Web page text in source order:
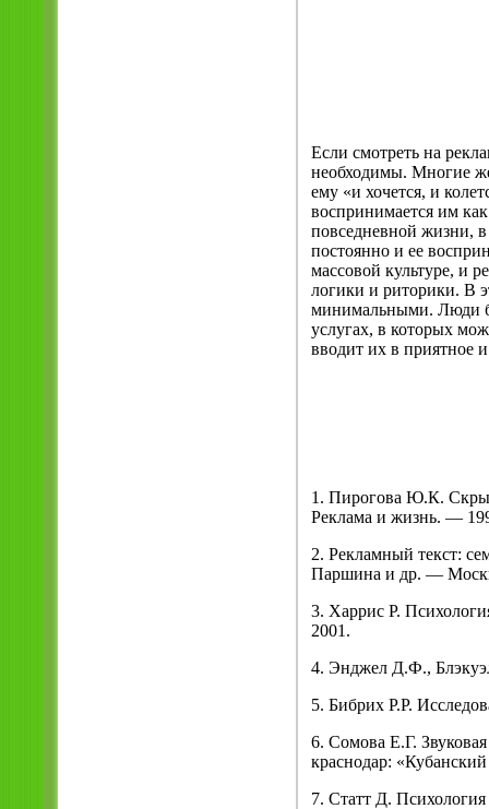
Если смотреть на
необходимы. Многие
ему «и хочется, и
воспринимается им
повседневной жизни, в
постоянно и ее
массовой культуре, и
логики и риторики. В
минимальными. Люди
услугах, в которых
вводит их в приятное
1. Пирогова Ю.К.
Реклама и жизнь. —
2. Рекламный текст:
Паршина и др. —
3. Харрис Р.
2001.
4. Энджел Д.Ф.,
5. Бибрих Р.Р.
6. Сомова Е.Г.
краснодар:
7. Статт Д.